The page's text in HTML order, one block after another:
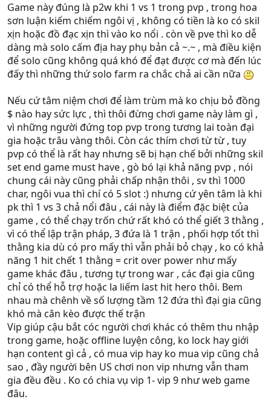
Game này đúng là p2w khi 1 vs 1 trong pvp , trong hoa
sơn luận kiếm chiếm ngôi vị , không có tiền là ko có skil
xịn hoặc đồ đạc xịn thì vào ko nổi . còn về pve thì ko dễ
dàng mà solo cấm địa hay phụ bản cả ~.~ , mà điều kiện
để solo cũng không quá khó để đạt được cơ mà đến lúc
đấy thì những thứ solo farm ra chắc chả ai cần nữa
Nếu cứ tâm niệm chơi để làm trùm mà ko chịu bỏ đồng
$ nào hay sức lực , thì thôi đừng chơi game này làm gì ,
vì những người đứng top pvp trong tương lai toàn đại
gia hoặc trâu vàng thôi. Còn các thím chơi từ từ , tuy
pvp có thể là rất hay nhưng sẽ bị hạn chế bởi những skil
set end game must have , gò bó lại khả năng pvp , nói
chung cái này cũng phải chấp nhận thôi , sv thì 1000
char, ngôi vua thì chí có 5 slot :) nhưng cứ yên tâm là khi
pk thì 1 vs 3 chả nổi đâu , cái này là điểm đặc biệt của
game , có thể chạy trốn chứ rất khó có thể giết 3 thằng ,
vì có thể lập trận pháp, 3 đứa là 1 trận , phối hợp tốt thì
thằng kia dù có pro mấy thì vẫn phải bỏ chạy , ko có khả
năng 1 hit chết 1 thằng = crit over power như mấy
game khác đâu , tương tự trong war , các đại gia cũng
chỉ có thể hỗ trợ hoặc la liếm last hit hero thôi. Bem
nhau mà chênh về số lượng tầm 12 đứa thì đại gia cũng
khó mà cân kèo được thế trận
Vip giúp cậu bắt cóc người chơi khác có thêm thu nhập
trong game, hoặc offline luyện công, ko lock hay giới
hạn content gì cả , có mua vip hay ko mua vip cũng chả
sao , đầy người bên US chơi non vip nhưng vẫn tham
gia đều đều . Ko có chia vụ vip 1- vip 9 như web game
đâu.